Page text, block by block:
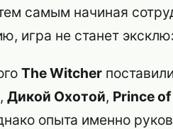
самым начиная
игра не станет
The Witcher
, Дикой Охотой, Prince
опыта именно